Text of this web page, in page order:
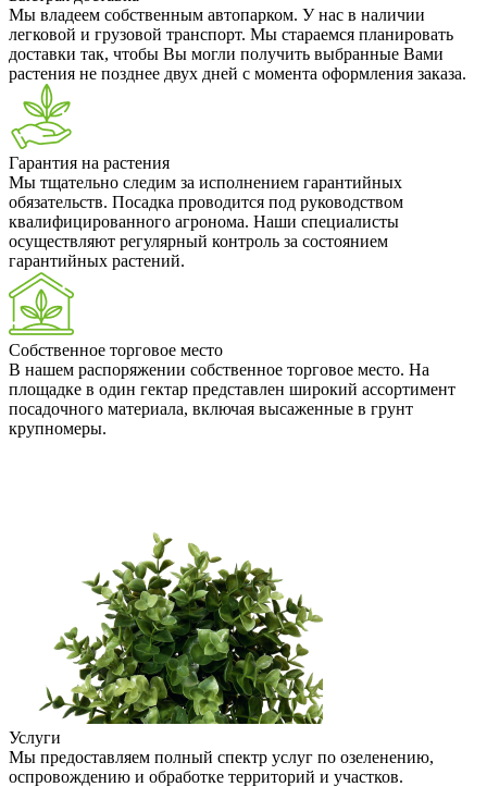
Мы владеем собственным автопарком. У нас в наличии
легковой и грузовой транспорт. Мы стараемся планировать
доставки так, чтобы Вы могли получить выбранные Вами
растения не позднее двух дней с момента оформления заказа.
Гарантия на растения
Мы тщательно следим за исполнением гарантийных
обязательств. Посадка проводится под руководством
квалифицированного агронома. Наши специалисты
осуществляют регулярный контроль за состоянием
гарантийных растений.
Собственное торговое место
В нашем распоряжении собственное торговое место. На
площадке в один гектар представлен широкий ассортимент
посадочного материала, включая высаженные в грунт
крупномеры.
Услуги
Мы предоставляем полный спектр услуг по озеленению,
оспровождению и обработке территорий и участков.